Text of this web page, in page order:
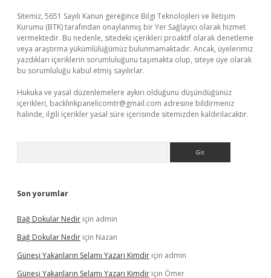
Sitemiz, 5651 Sayılı Kanun gereğince Bilgi Teknolojileri ve İletişim
Kurumu (BTK) tarafından onaylanmış bir Yer Sağlayıcı olarak hizmet
vermektedir. Bu nedenle, sitedeki içerikleri proaktif olarak denetleme
veya araştırma yükümlülüğümüz bulunmamaktadır. Ancak, üyelerimiz
yazdıkları içeriklerin sorumluluğunu taşımakta olup, siteye üye olarak
bu sorumluluğu kabul etmiş sayılırlar.
Hukuka ve yasal düzenlemelere aykırı olduğunu düşündüğünüz
içerikleri, backlinkpanelicomtr@gmail.com adresine bildirmeniz
halinde, ilgili içerikler yasal süre içerisinde sitemizden kaldırılacaktır.
Son yorumlar
Bağ Dokular Nedir için admin
Bağ Dokular Nedir için Nazan
Güneşi Yakanların Selamı Yazarı Kimdir için admin
Güneşi Yakanların Selamı Yazarı Kimdir için Ömer